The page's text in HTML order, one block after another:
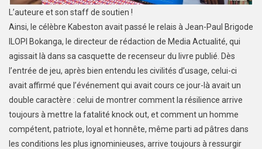
L’auteure et son staff de soutien !
Ainsi, le célèbre Kabeston avait passé le relais à Jean-Paul Brigode
ILOPI Bokanga, le directeur de rédaction de Media Actualité, qui
agissait là dans sa casquette de recenseur du livre publié. Dès
l’entrée de jeu, après bien entendu les civilités d’usage, celui-ci
avait affirmé que l’événement qui avait cours ce jour-là avait un
double caractère : celui de montrer comment la résilience arrive
toujours à mettre la fatalité knock out, et comment un homme
compétent, patriote, loyal et honnête, même parti ad pâtres dans
les conditions les plus ignominieuses, arrive toujours à ressurgir